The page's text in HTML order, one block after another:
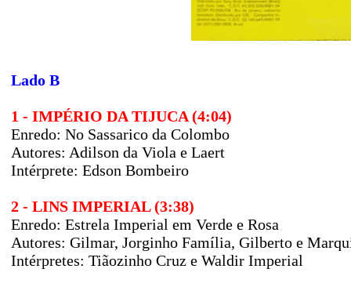
Lado B
1 - IMPÉRIO DA TIJUCA (4:04)
Enredo: No Sassarico da Colombo
Autores: Adilson da Viola e Laert
Intérprete: Edson Bombeiro
2 - LINS IMPERIAL (3:38)
Enredo: Estrela Imperial em Verde e Rosa
Autores: Gilmar, Jorginho Família, Gilberto e
Intérpretes: Tiãozinho Cruz e Waldir Imperial